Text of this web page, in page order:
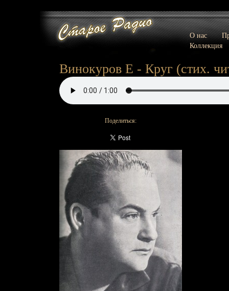
О нас
Коллекция
Винокуров Е - Круг (стих.
Поделиться: